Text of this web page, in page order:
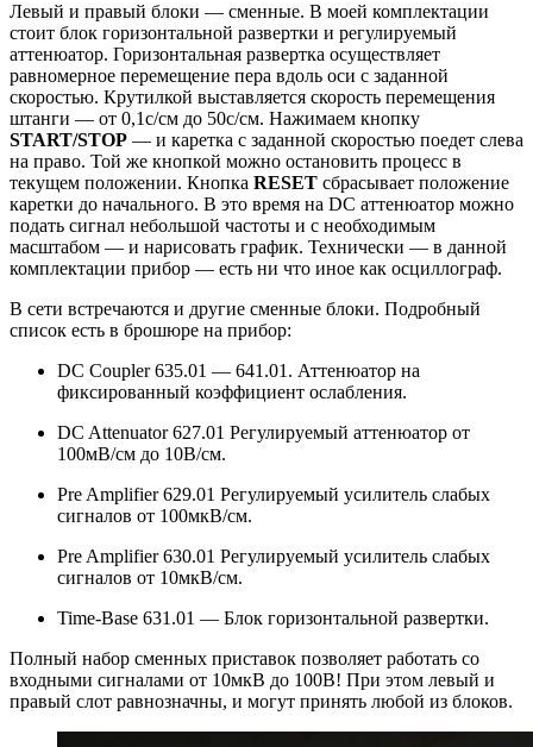
Левый и правый блоки — сменные. В моей комплектации
стоит блок горизонтальной развертки и регулируемый
аттенюатор. Горизонтальная развертка осуществляет
равномерное перемещение пера вдоль оси с заданной
скоростью. Крутилкой выставляется скорость перемещения
штанги — от 0,1с/см до 50с/см. Нажимаем кнопку
START/STOP — и каретка с заданной скоростью поедет слева
на право. Той же кнопкой можно остановить процесс в
текущем положении. Кнопка RESET сбрасывает положение
каретки до начального. В это время на DC аттенюатор можно
подать сигнал небольшой частоты и с необходимым
масштабом — и нарисовать график. Технически — в данной
комплектации прибор — есть ни что иное как осциллограф.
В сети встречаются и другие сменные блоки. Подробный
список есть в брошюре на прибор:
DC Coupler 635.01 — 641.01. Аттенюатор на
фиксированный коэффициент ослабления.
DC Attenuator 627.01 Регулируемый аттенюатор от
100мВ/см до 10В/см.
Pre Amplifier 629.01 Регулируемый усилитель слабых
сигналов от 100мкВ/см.
Pre Amplifier 630.01 Регулируемый усилитель слабых
сигналов от 10мкВ/см.
Time-Base 631.01 — Блок горизонтальной развертки.
Полный набор сменных приставок позволяет работать со
входными сигналами от 10мкВ до 100В! При этом левый и
правый слот равнозначны, и могут принять любой из блоков.